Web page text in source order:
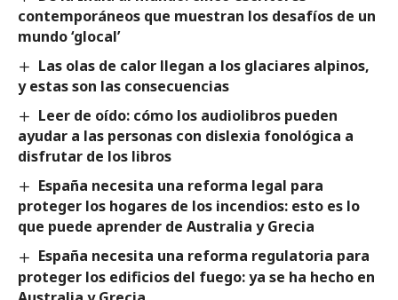
contemporáneos que muestran los desafíos de un
mundo ‘glocal’
Las olas de calor llegan a los glaciares alpinos,
y estas son las consecuencias
Leer de oído: cómo los audiolibros pueden
ayudar a las personas con dislexia fonológica a
disfrutar de los libros
España necesita una reforma legal para
proteger los hogares de los incendios: esto es lo
que puede aprender de Australia y Grecia
España necesita una reforma regulatoria para
proteger los edificios del fuego: ya se ha hecho en